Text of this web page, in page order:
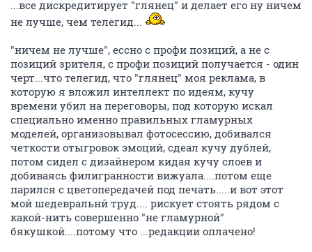
...все дискредитирует "глянец" и делает его ну ничем
не лучше, чем телегид...
"ничем не лучше", ессно с профи позиций, а не с
позиций зрителя, с профи позиций получается - один
черт...что телегид, что "глянец" моя реклама, в
которую я вложил интеллект по идеям, кучу
времени убил на переговоры, под которую искал
специально именно правильных гламурных
моделей, организовывал фотосессию, добивался
четкости отыгровок эмоций, сдеал кучу дублей,
потом сидел с дизайнером кидая кучу слоев и
добиваясь филигранности вижуала....потом еще
парился с цветопередачей под печать.....и вот этот
мой шедевральнй труд.... рискует стоять рядом с
какой-нить совершенно "не гламурной"
бякушкой....потому что ...редакции оплачено!